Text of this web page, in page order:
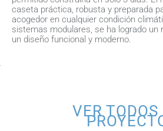
caseta práctica, robusta y preparada
acogedor en cualquier condición
sistemas modulares, se ha logrado un
un diseño funcional y moderno.
VER TODOS